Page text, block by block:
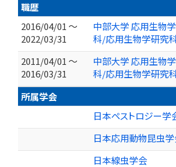
職歴
2016/04/01 ～
2022/03/31
中部大学 応用生物
科/応用生物学研究
2011/04/01 ～
2016/03/31
中部大学 応用生物
科/応用生物学研究
所属学会
日本ペストロジー学
日本応用動物昆虫
日本線虫学会